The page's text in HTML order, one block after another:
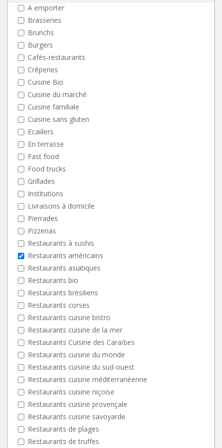
A emporter
Brasseries
Brunchs
Burgers
Cafés-restaurants
Crêperies
Cuisine Bio
Cuisine du marché
Cuisine familiale
Cuisine sans gluten
Ecaiilers
En terrasse
Fast food
Food trucks
Grillades
Institutions
Livraisons à domicile
Pierrades
Pizzerias
Restaurants à sushis
Restaurants américains
Restaurants asiatiques
Restaurants bio
Restaurants brésiliens
Restaurants corses
Restaurants cuisine bistro
Restaurants cuisine de la mer
Restaurants Cuisine des Caraïbes
Restaurants cuisine du monde
Restaurants cuisine du sud-ouest
Restaurants cuisine méditerranéenne
Restaurants cuisine niçoise
Restaurants cuisine provençale
Restaurants cuisine savoyarde
Restaurants de plages
Restaurants de truffes